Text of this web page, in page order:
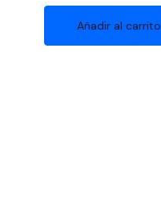
Añadir al carrito